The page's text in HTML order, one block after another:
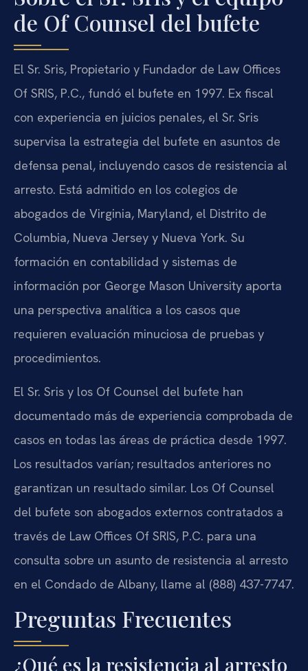
de Of Counsel del bufete
El Sr. Sris, Propietario y Fundador de Law Offices
Of SRIS, P.C., fundó el bufete en 1997. Ex fiscal
con experiencia en juicios penales, el Sr. Sris
supervisa la estrategia del bufete en asuntos de
defensa penal, incluyendo casos de resistencia al
arresto. Está admitido en los colegios de
abogados de Virginia, Maryland, el Distrito de
Columbia, Nueva Jersey y Nueva York. Su
formación en contabilidad y sistemas de
información por George Mason University aporta
una perspectiva analítica a los casos que
requieren evaluación minuciosa de pruebas y
procedimientos.
El Sr. Sris y los Of Counsel del bufete han
documentado más de experiencia comprobada de
casos en todas las áreas de práctica desde 1997.
Los resultados varían; resultados anteriores no
garantizan un resultado similar. Los Of Counsel
del bufete son abogados externos contratados a
través de Law Offices Of SRIS, P.C. para una
consulta sobre un asunto de resistencia al arresto
en el Condado de Albany, llame al (888) 437-7747.
Preguntas Frecuentes
¿Qué es la resistencia al arresto